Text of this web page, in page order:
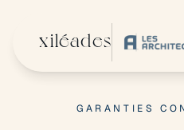
xiléades
GARANTIES